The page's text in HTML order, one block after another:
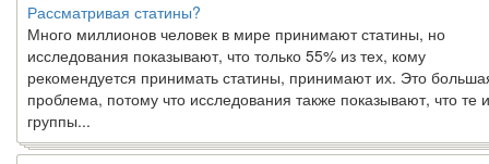
Рассматривая статины?
Много миллионов человек в мире принимают статины, но
исследования показывают, что только 55% из тех, кому
рекомендуется принимать статины, принимают их. Это
проблема, потому что исследования также показывают, что те
группы...